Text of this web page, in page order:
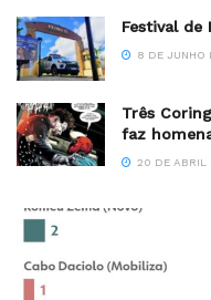
Festival de
8 DE JUNHO
Três
faz
20 DE ABRIL